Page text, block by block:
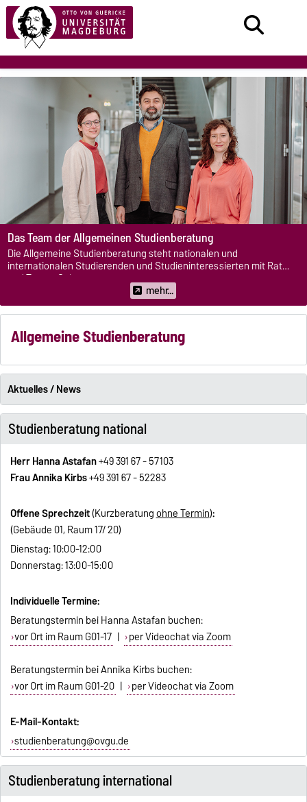
Das Team der Allgemeinen Studienberatung
Die Allgemeine Studienberatung steht nationalen und
internationalen Studierenden und Studieninteressierten mit Rat
und Tat zur Seite.
mehr...
Allgemeine Studienberatung
Aktuelles / News
Studienberatung national
Herr Hanna Astafan+49 391 67 - 57103
Frau Annika Kirbs+49 391 67 - 52283
Offene Sprechzeit(Kurzberatungohne Termin):
(Gebäude 01, Raum 17/ 20)
Dienstag: 10:00-12:00
Donnerstag: 13:00-15:00
Individuelle Termine:
Beratungstermin bei Hanna Astafan buchen:
vor Ort im Raum G01-17 |
per Videochat via Zoom
Beratungstermin bei Annika Kirbs buchen:
vor Ort im Raum G01-20 | per Videochat via Zoom
E-Mail-Kontakt:
studienberatung@ovgu.de
Studienberatung international